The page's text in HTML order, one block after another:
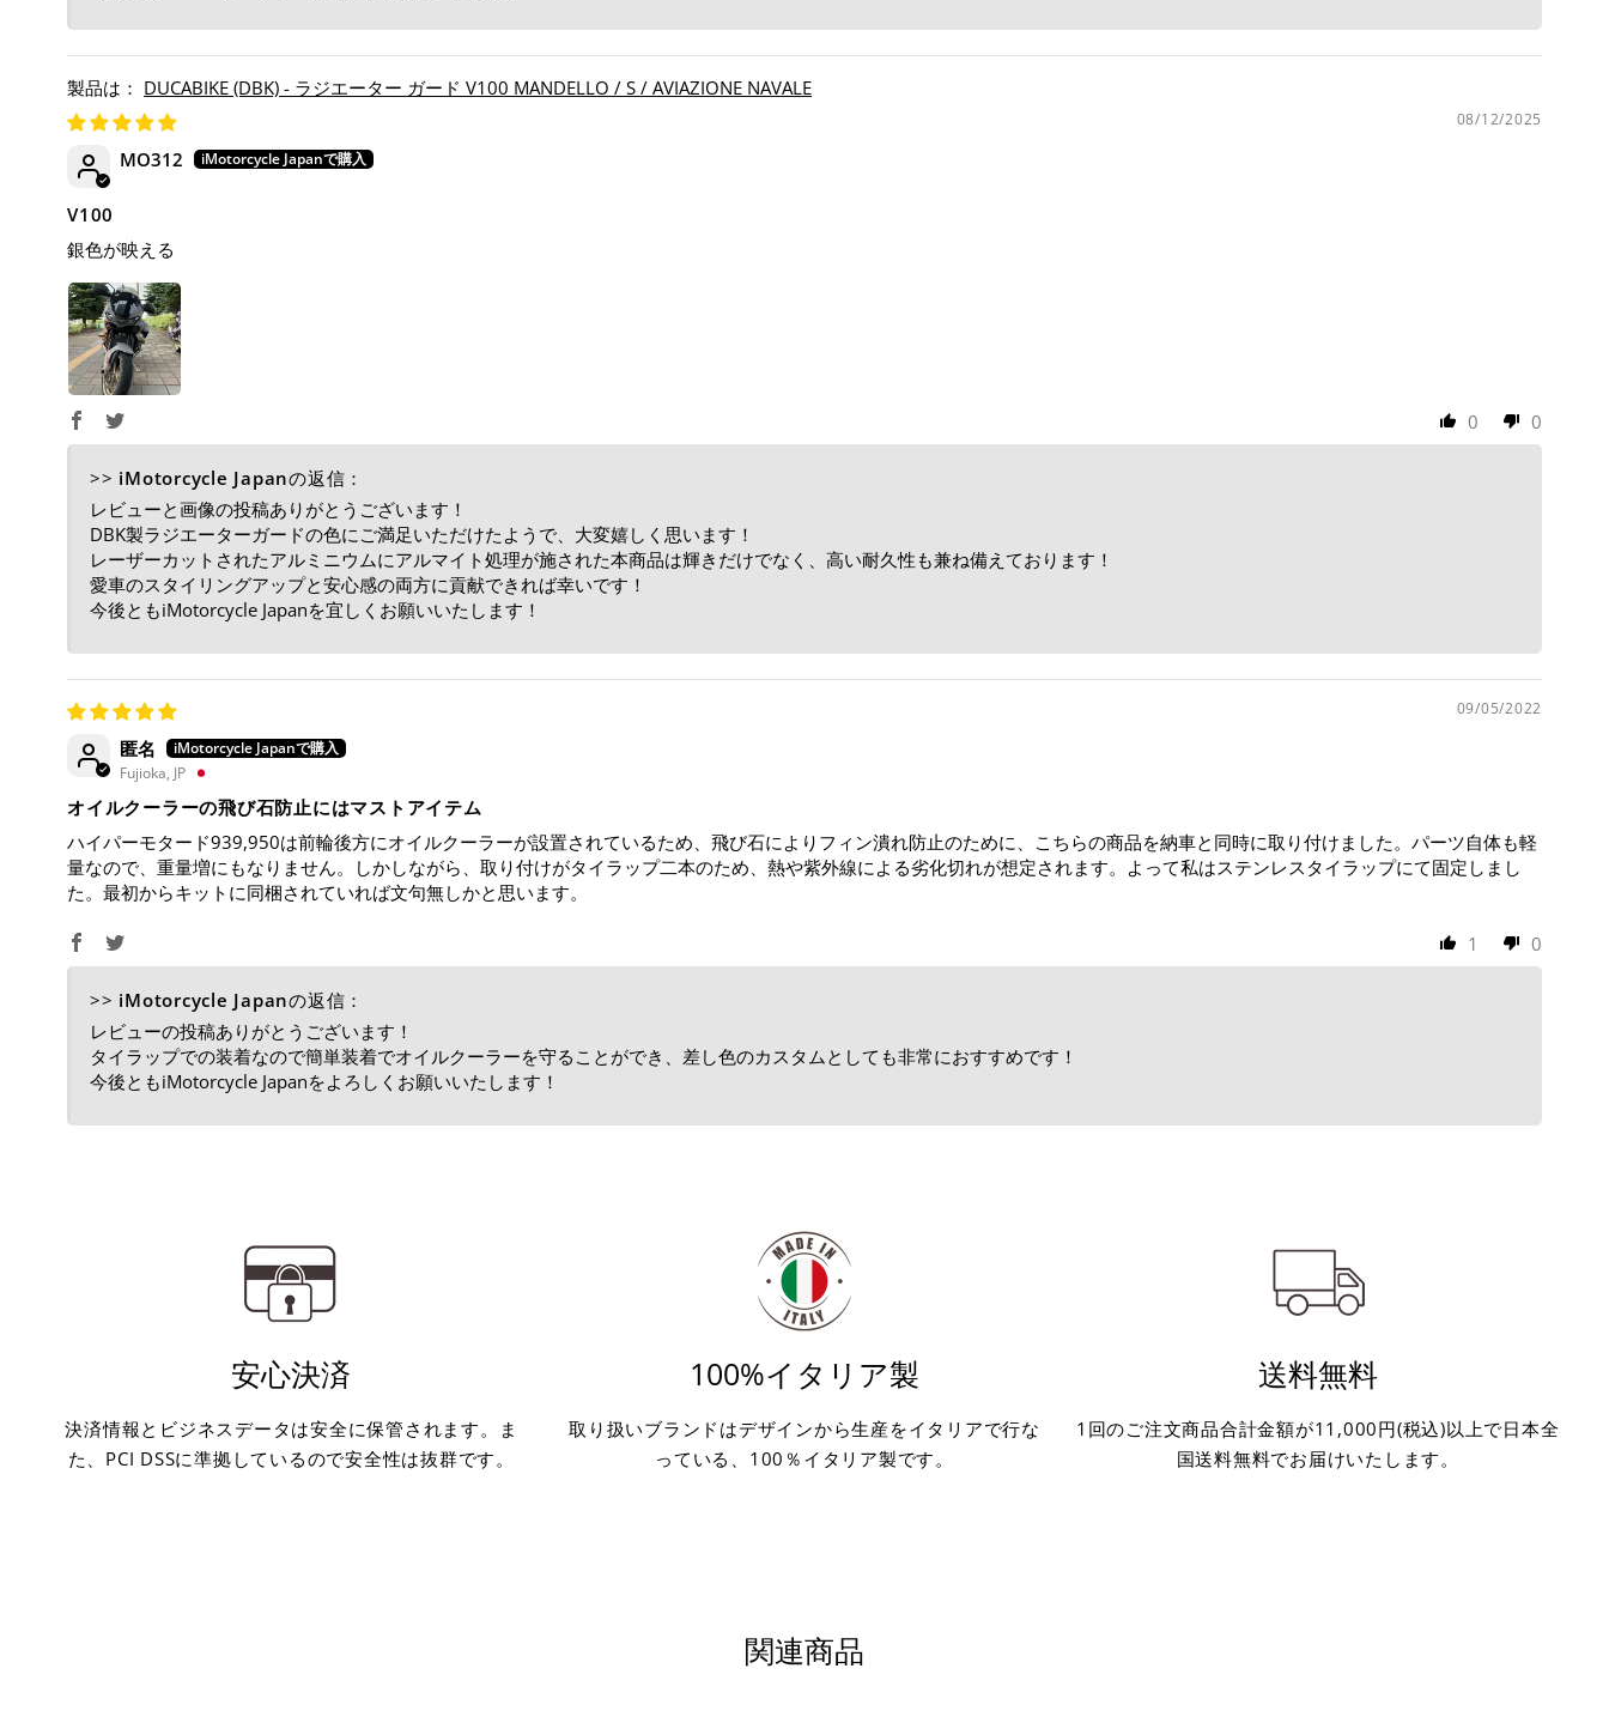
DUCABIKE (DBK) - ラジエーター ガード V100 MANDELLO / S / AVIAZIONE NAVALE
08/12/2025
MO312
V100
銀色が映える
0 0
>> iMotorcycle Japanの返信：
レビューと画像の投稿ありがとうございます！
DBK製ラジエーターガードの色にご満足いただけたようで、大変嬉しく思います！
レーザーカットされたアルミニウムにアルマイト処理が施された本商品は輝きだけでなく、高い耐久性も兼ね備えております！
愛車のスタイリングアップと安心感の両方に貢献できれば幸いです！
今後ともiMotorcycle Japanを宜しくお願いいたします！
09/05/2022
匿名
Fujioka, JP
オイルクーラーの飛び石防止にはマストアイテム
ハイパーモタード939,950は前輪後方にオイルクーラーが設置されているため、飛び石によりフィン潰れ防止のために、こちらの商品を納車と同時に取り付けました。パーツ自体も軽
量なので、重量増にもなりません。しかしながら、取り付けがタイラップ二本のため、熱や紫外線による劣化切れが想定されます。よって私はステンレスタイラップにて固定しまし
た。最初からキットに同梱されていれば文句無しかと思います。
1 0
>> iMotorcycle Japanの返信：
レビューの投稿ありがとうございます！
タイラップでの装着なので簡単装着でオイルクーラーを守ることができ、差し色のカスタムとしても非常におすすめです！
今後ともiMotorcycle Japanをよろしくお願いいたします！
安心決済
決済情報とビジネスデータは安全に保管されます。ま
た、PCI DSSに準拠しているので安全性は抜群です。
100%イタリア製
取り扱いブランドはデザインから生産をイタリアで行な
っている、100％イタリア製です。
送料無料
1回のご注文商品合計金額が11,000円(税込)以上で日本全
国送料無料でお届けいたします。
関連商品